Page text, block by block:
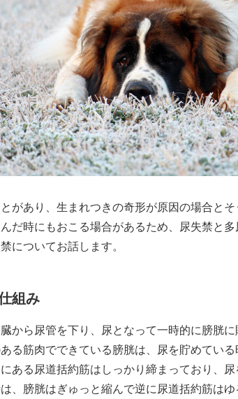
があり、生まれつきの奇形が原因の場合と
だ時にもおこる場合があるため、尿失禁と
についてお話します。
組み
から尿管を下り、尿となって一時的に膀胱
る筋肉でできている膀胱は、尿を貯めてい
ある尿道括約筋はしっかり締まっており、
、膀胱はぎゅっと縮んで逆に尿道括約筋は